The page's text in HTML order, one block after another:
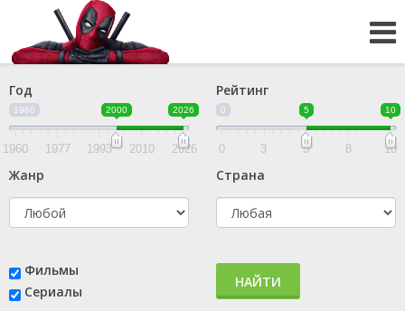
Год
1960 2000 2026
1960 1977 1993 2010 2026
Рейтинг
0 5 10
0 3 5 8 10
Жанр Страна
Фильмы
Сериалы
НАЙТИ